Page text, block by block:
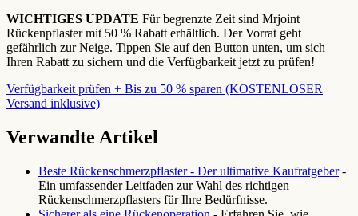
WICHTIGES UPDATE Für begrenzte Zeit sind Mrjoint
Rückenpflaster mit 50 % Rabatt erhältlich. Der Vorrat geht
gefährlich zur Neige. Tippen Sie auf den Button unten, um sich
Ihren Rabatt zu sichern und die Verfügbarkeit jetzt zu prüfen!
Verfügbarkeit prüfen + Bis zu 50 % sparen (KOSTENLOSER
Versand inklusive)
Verwandte Artikel
Beste Rückenschmerzpflaster - Der ultimative Kaufratgeber-
Ein umfassender Leitfaden zur Wahl des richtigen
Rückenschmerzpflasters für Ihre Bedürfnisse.